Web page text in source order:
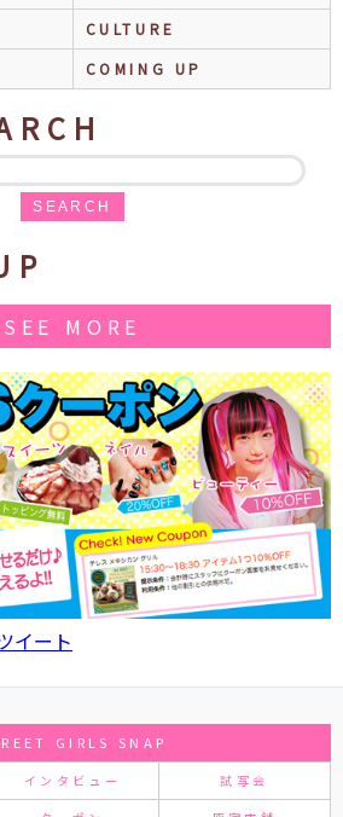
CULTURE
COMING UP
SEARCH
SEE MORE
イート
GIRLS SNAP
インタビュー 試写会